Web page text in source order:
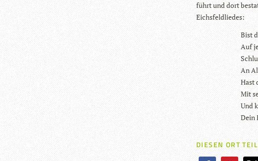
führt und dort
Eichsfeldliedes:
Bist
Auf
An
Hast
Mit
Und
Dein
DIESEN ORT